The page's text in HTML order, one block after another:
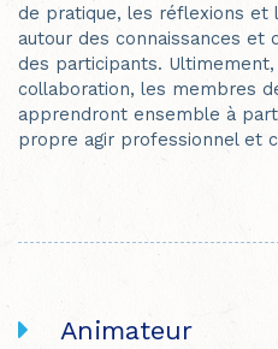
de pratique, les réflexions et
autour des connaissances et
des participants.
collaboration, les membres
apprendront ensemble à
propre agir professionnel et
Animateur